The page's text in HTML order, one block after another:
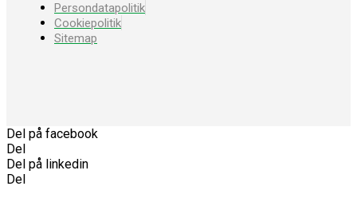
Persondatapolitik
Cookiepolitik
Sitemap
Del på facebook
Del
Del på linkedin
Del